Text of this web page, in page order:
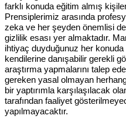
farklı konuda eğitim almış
Prensiplerimiz arasında
zeka ve her şeyden önemlisi
gizlilik esası yer almaktadır.
ihtiyaç duyduğunuz her konuda
kendilerine danışabilir gerekli
araştırma yapmalarını talep
gereken yasal olmayan
bir yaptırımla karşılaşılacak
tarafından faaliyet
yapılmayacaktır.